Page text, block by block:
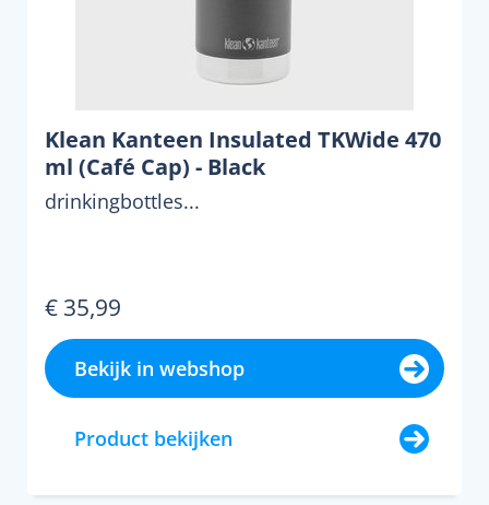
Klean Kanteen Insulated TKWide 470
ml (Café Cap) - Black
drinkingbottles...
€ 35,99
Bekijk in webshop
Product bekijken